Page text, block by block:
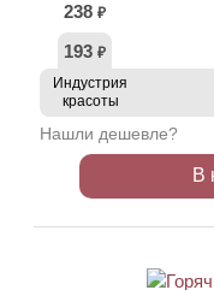
238 ₽
193 ₽
Индустрия
красоты
Нашли дешевле?
В